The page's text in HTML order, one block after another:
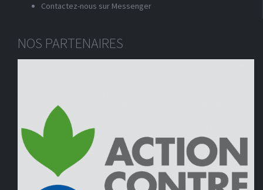
Contactez-nous sur Messenger
NOS PARTENAIRES